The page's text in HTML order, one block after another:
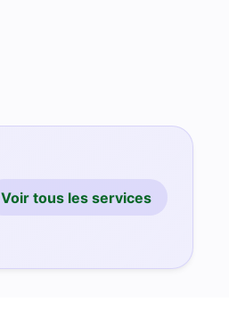
Voir tous les services